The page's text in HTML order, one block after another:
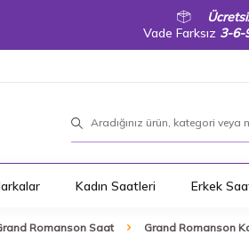
Vade Farksız 3-6-
Kadın Saatleri Erkek
Romanson Saat Grand Romanson